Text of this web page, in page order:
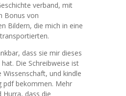
verband, mit
Bonus von
Bildern, die mich in eine
dass sie mir dieses
Die Schreibweise ist
Wissenschaft, und kindle
pdf bekommen. Mehr
Hurra, dass die